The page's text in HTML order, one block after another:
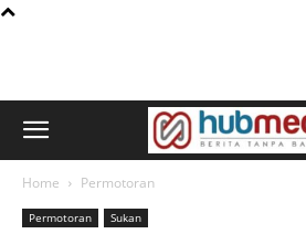
Home Permotoran
Permotoran Sukan